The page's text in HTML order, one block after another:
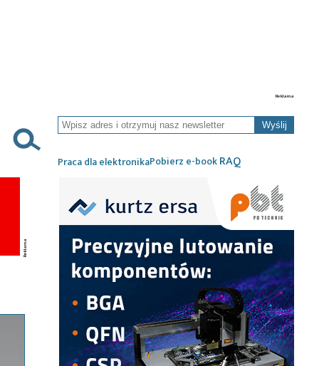
Wyślij
Praca dla elektronikaPobierz e-bookRAQ